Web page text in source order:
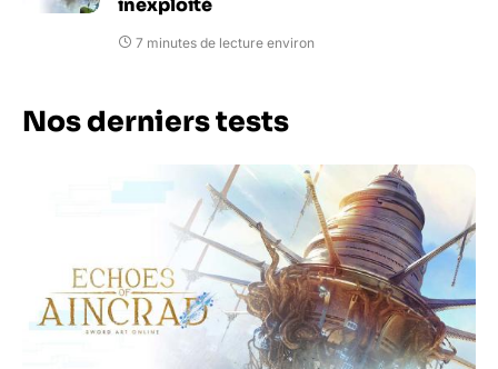
inexploité
7 minutes de lecture environ
Nos derniers tests